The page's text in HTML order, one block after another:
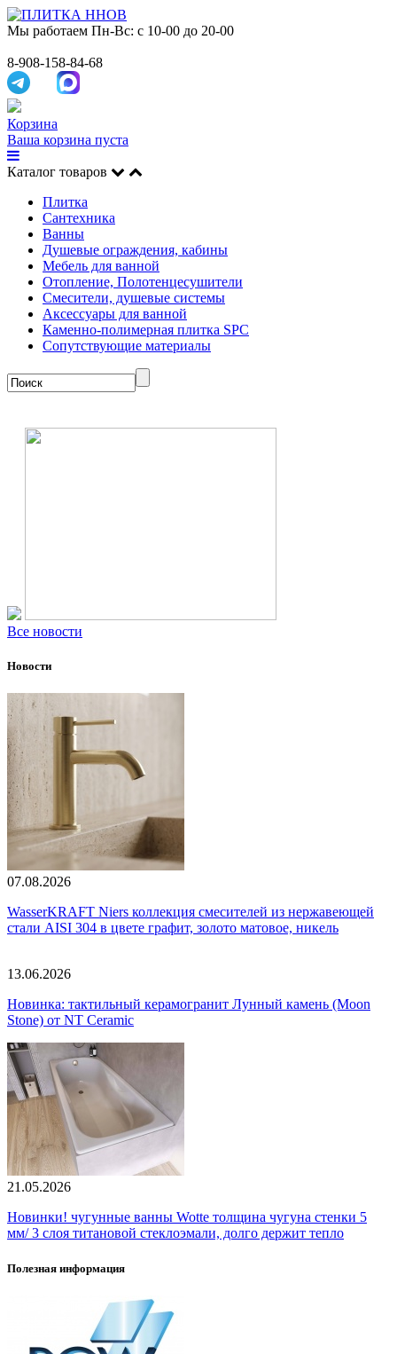
Мы работаем Пн-Вс: с 10-00 до 20-00
8-908-158-84-68
Корзина
Ваша корзина пуста
Каталог товаров
Плитка
Сантехника
Ванны
Душевые ограждения, кабины
Мебель для ванной
Отопление, Полотенцесушители
Смесители, душевые системы
Аксессуары для ванной
Каменно-полимерная плитка SPC
Сопутствующие материалы
Все новости
Новости
07.08.2026
WasserKRAFT Niers коллекция смесителей из нержавеющей
стали AISI 304 в цвете графит, золото матовое, никель
13.06.2026
Новинка: тактильный керамогранит Лунный камень (Moon
Stone) от NT Ceramic
21.05.2026
Новинки! чугунные ванны Wotte толщина чугуна стенки 5
мм/ 3 слоя титановой стеклоэмали, долго держит тепло
Полезная информация